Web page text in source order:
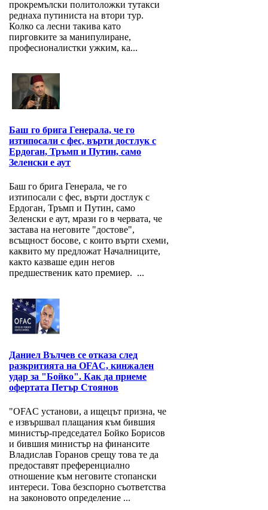
прокремълски политоложки тутакси
реднаха путиниста на втори тур.
Колко са лесни такива като
пирговките за манипулиране,
професионалистки ужким, ка...
Баш го брига Генерала, че го
изтипосали с фес, върти достлук с
Ердоган, Тръмп и Путин, само
Зеленски е аут
Баш го брига Генерала, че го
изтипосали с фес, върти достлук с
Ердоган, Тръмп и Путин, само
Зеленски е аут, мрази го в червата, че
застава на неговите "достове",
всъщност босове, с които върти схеми,
каквито му предложат Началниците,
както казваше един негов
предшественик като премиер. ...
Даниел Вълчев се отказа след
разкритията на OFAC, кинжален
удар за "Бойко". Как да приеме
офертата Петър Стоянов
"OFAC установи, а ищецът призна, че
е извършвал плащания към бившия
министър-председател Бойко Борисов
и бившия министър на финансите
Владислав Горанов срещу това те да
предоставят преференциално
отношение към неговите стопански
интереси. Това безспорно съответства
на законовото определение ...